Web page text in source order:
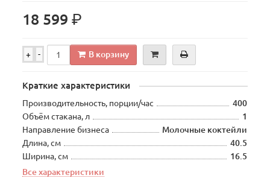
18 599р.
+ - В корзину
Краткие характеристики
Производительность, порции/час
400
Объём стакана, л
1
Направление бизнеса
Молочные коктейли
Длина, см
40.5
Ширина, см
16.5
Все характеристики